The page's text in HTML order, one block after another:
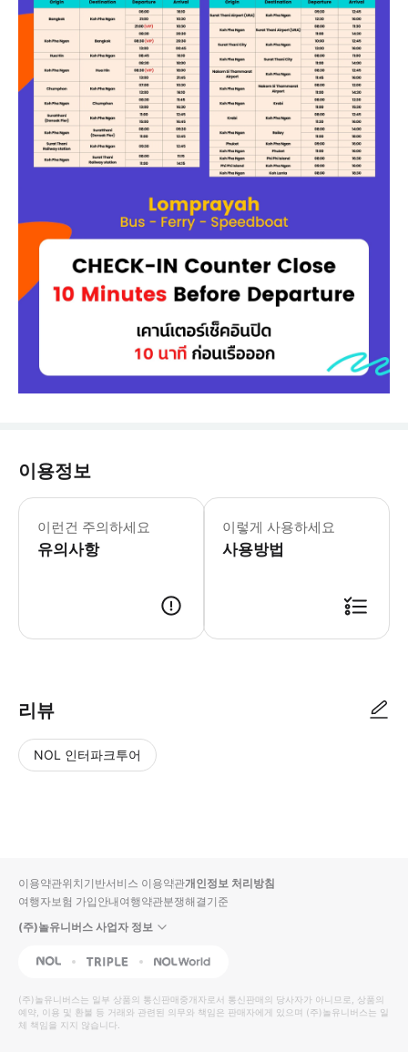
이용정보
이런건 주의하세요
유의사항
- 수하물 정보 * 1인당 최대 표준 수하
- 이용요건 * 만 0-1세는 무료로 이동
- 추가정보 * 반려동물 동반은 불가
- 예약확정 * 예약 후 24시간 이내에
- 고지 * 필수 사항은 아니나, 이용 날
이렇게 사용하세요
사용방법
리뷰
NOL 인터파크투어
입니
다.
높
은
순
동
영
상
순
상
이용약관위치기반서비스 이용약관개인정보 처리방침
여행자보험 가입안내여행약관분쟁해결기준
(주)놀유니버스 사업자 정보
NOL Triple Interpark Global
(주)놀유니버스는 일부 상품의 통신판매중개자로서 통신판매의 당사자가 아니므로, 상품의
예약, 이용 및 환불 등 거래와 관련된 의무와 책임은 판매자에게 있으며 (주)놀유니버스는 일
체 책임을 지지 않습니다.